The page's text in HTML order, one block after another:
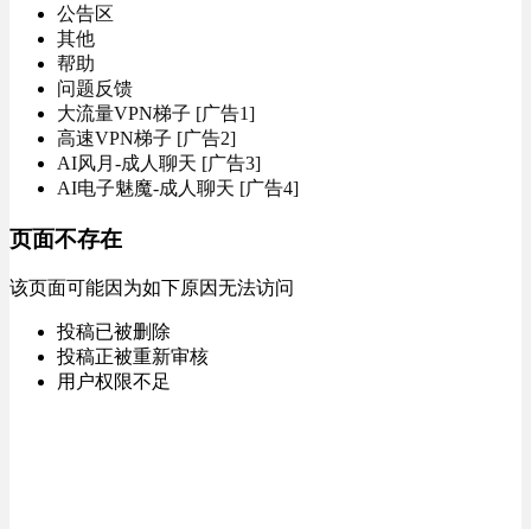
公告区
其他
帮助
问题反馈
大流量VPN梯子 [广告1]
高速VPN梯子 [广告2]
AI风月-成人聊天 [广告3]
AI电子魅魔-成人聊天 [广告4]
页面不存在
该页面可能因为如下原因无法访问
投稿已被删除
投稿正被重新审核
用户权限不足